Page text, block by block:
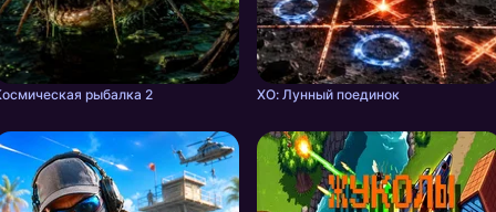
рыбалка 2 ХО: Лунный поединок